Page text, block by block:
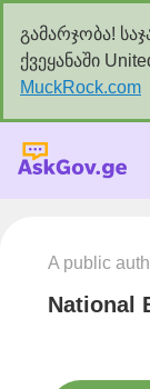
გამარჯობა!
ქვეყანაში
MuckRock.com
A public
National